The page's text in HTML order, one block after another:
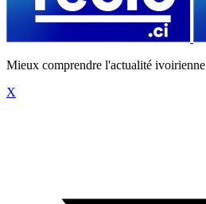
Mieux comprendre l'actualité ivoirienne
X